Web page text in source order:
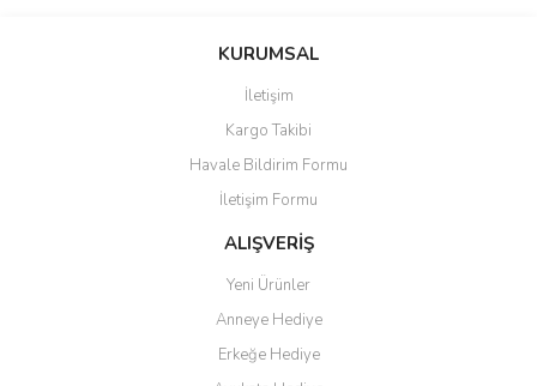
KURUMSAL
İletişim
Kargo Takibi
Havale Bildirim Formu
İletişim Formu
ALIŞVERİŞ
Yeni Ürünler
Anneye Hediye
Erkeğe Hediye